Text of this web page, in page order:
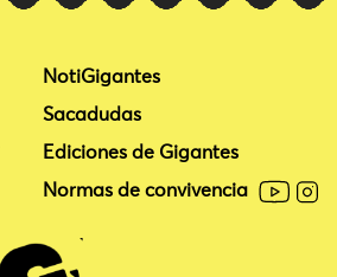
NotiGigantes
Sacadudas
Ediciones de Gigantes
Normas de convivencia